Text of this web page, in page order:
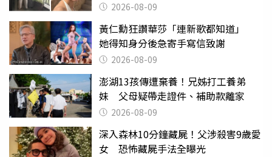
2026-08-09
黃仁勳狂讚華莎「連新歌都知道」
她得知身分後急寄手寫信致謝
2026-08-09
澎湖13孩傳遭棄養！兄姊打工養弟
妹 父母疑帶走證件、補助款離家
2026-08-09
深入森林10分鐘藏屍！父涉殺害9歲愛
女 恐怖藏屍手法全曝光